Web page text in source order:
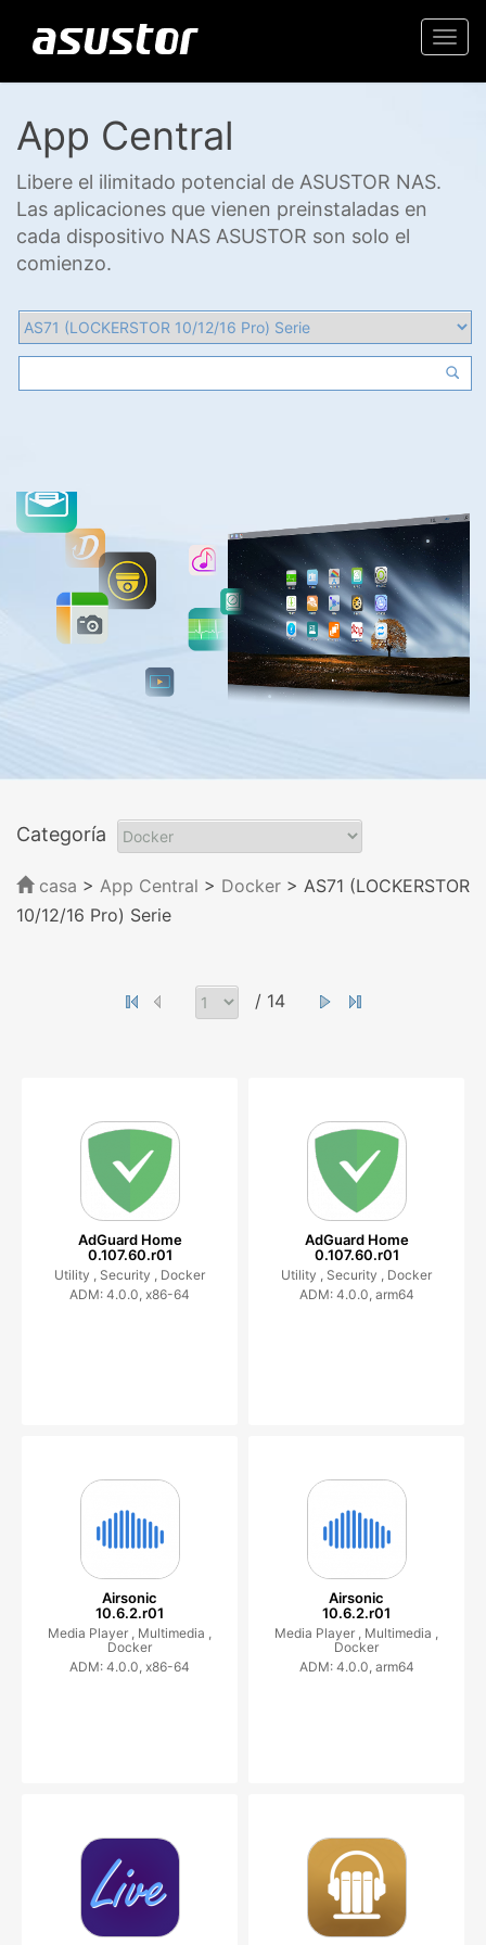
App Central
Libere el ilimitado potencial de ASUSTOR NAS.
Las aplicaciones que vienen preinstaladas en
cada dispositivo NAS ASUSTOR son solo el
comienzo.
Categoría
casa > App Central > Docker > AS71 (LOCKERSTOR
10/12/16 Pro) Serie
/ 14
AdGuard Home
0.107.60.r01
Utility , Security , Docker
ADM: 4.0.0, x86-64
AdGuard Home
0.107.60.r01
Utility , Security , Docker
ADM: 4.0.0, arm64
Airsonic
10.6.2.r01
Media Player , Multimedia ,
Docker
ADM: 4.0.0, x86-64
Airsonic
10.6.2.r01
Media Player , Multimedia ,
Docker
ADM: 4.0.0, arm64